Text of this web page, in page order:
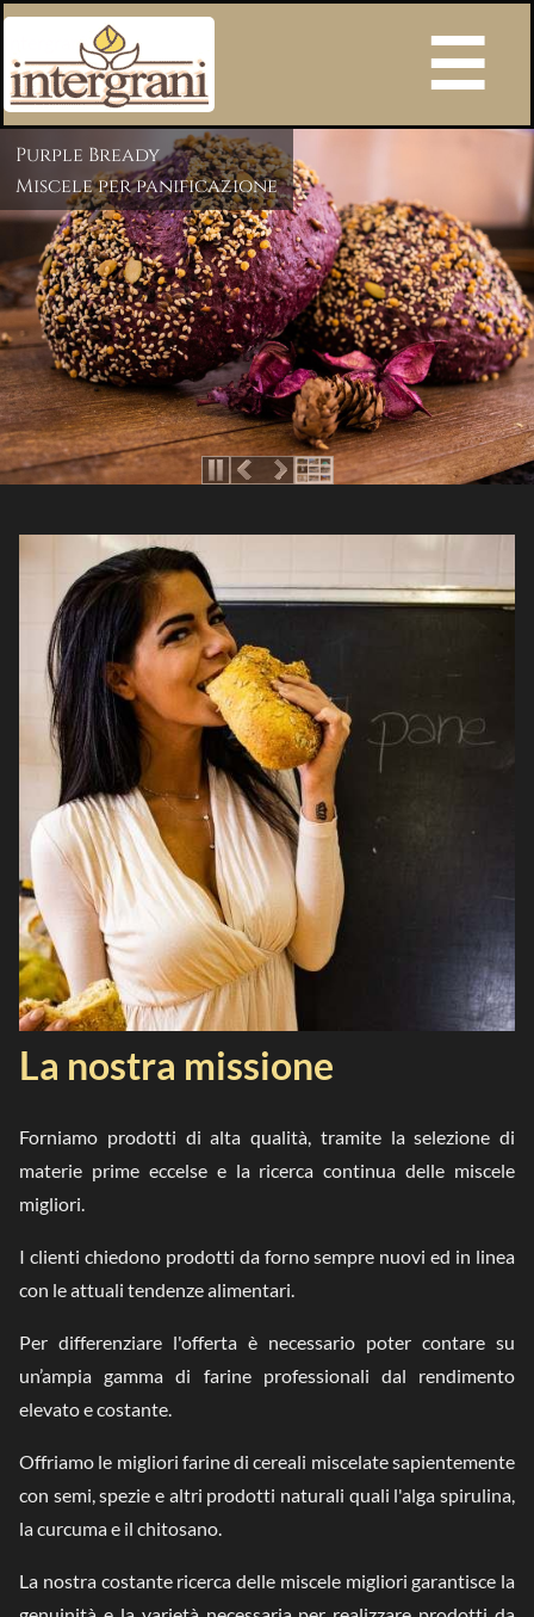
Intergrani s.r.l.
Purple Bready
Miscele per panificazione
La nostra missione
Forniamo prodotti di alta qualità, tramite la selezione di
materie prime eccelse e la ricerca continua delle miscele
migliori.
I clienti chiedono prodotti da forno sempre nuovi ed in linea
con le attuali tendenze alimentari.
Per differenziare l'offerta è necessario poter contare su
un’ampia gamma di farine professionali dal rendimento
elevato e costante.
Offriamo le migliori farine di cereali miscelate sapientemente
con semi, spezie e altri prodotti naturali quali l'alga spirulina,
la curcuma e il chitosano.
La nostra costante ricerca delle miscele migliori garantisce la